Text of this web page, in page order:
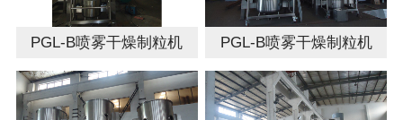
PGL-B喷雾干燥制粒机 PGL-B喷雾干燥制粒机